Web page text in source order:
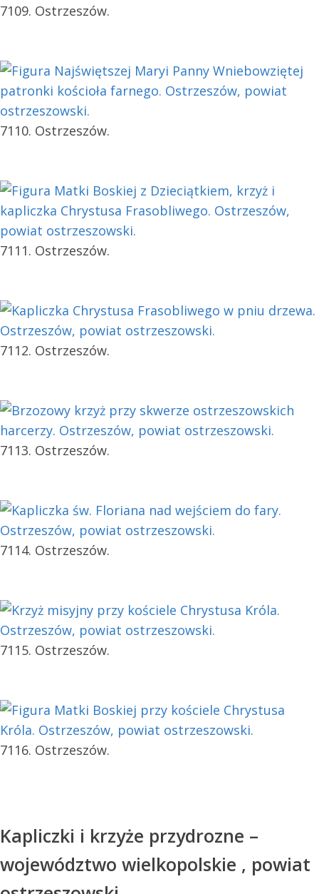
7109. Ostrzeszów.
7110. Ostrzeszów.
7111. Ostrzeszów.
7112. Ostrzeszów.
7113. Ostrzeszów.
7114. Ostrzeszów.
7115. Ostrzeszów.
7116. Ostrzeszów.
Kapliczki i krzyże przydrozne –
województwo wielkopolskie , powiat